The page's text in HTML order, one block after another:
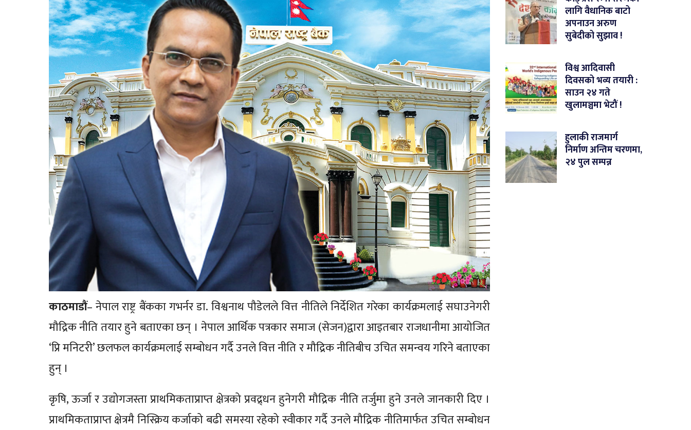
काठमाडौं– नेपाल राष्ट्र बैंकका गभर्नर डा. विश्वनाथ पौडेलले वित्त नीतिले निर्देशित गरेका कार्यक्रमलाई सघाउनेगरी
मौद्रिक नीति तयार हुने बताएका छन् । नेपाल आर्थिक पत्रकार समाज (सेजन)द्वारा आइतबार राजधानीमा आयोजित
‘प्रि मनिटरी’ छलफल कार्यक्रमलाई सम्बोधन गर्दै उनले वित्त नीति र मौद्रिक नीतिबीच उचित समन्वय गरिने बताएका
हुन् ।
कृषि, ऊर्जा र उद्योगजस्ता प्राथमिकताप्राप्त क्षेत्रको प्रवद्र्धन हुनेगरी मौद्रिक नीति तर्जुमा हुने उनले जानकारी दिए ।
प्राथमिकताप्राप्त क्षेत्रमै निस्क्रिय कर्जाको बढी समस्या रहेको स्वीकार गर्दै उनले मौद्रिक नीतिमार्फत उचित सम्बोधन
लागि वैधानिक बाटो
अपनाउन अरुण
सुबेदीको सुझाव !
विश्व आदिवासी
दिवसको भव्य तयारी :
साउन २४ गते
खुलामञ्चमा भेटौं !
हुलाकी राजमार्ग
निर्माण अन्तिम चरणमा,
२४ पुल सम्पन्न